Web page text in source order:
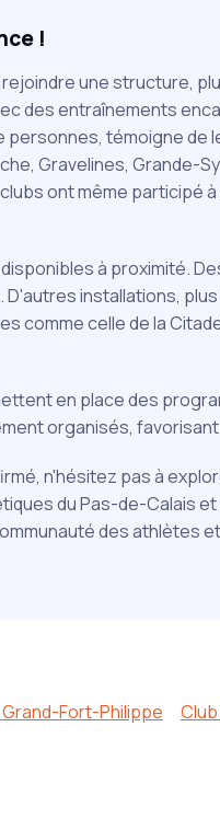
!
une structure,
des entraînements
témoigne de
Gravelines, Grande-
ont même participé
à proximité.
installations,
comme celle de la
en place des
organisés,
n'hésitez pas à
du Pas-de-Calais
des athlètes
Fort-Philippe